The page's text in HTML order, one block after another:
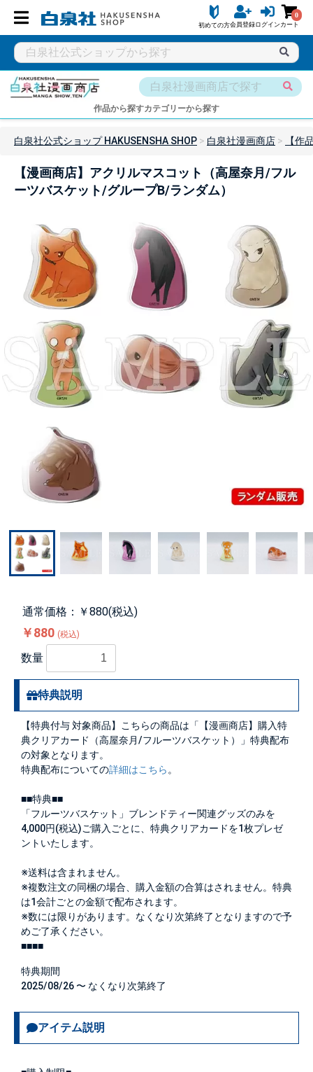
初めての方会員登録ログイン
0
カート
作品から探すカテゴリーから探す
白泉社公式ショップ HAKUSENSHA SHOP 白泉社漫画商店 【作
【漫画商店】アクリルマスコット（高屋奈月/フル
ーツバスケット/グループB/ランダム）
通常価格：￥880(税込)
￥880 (税込)
数量
特典説明
【特典付与 対象商品】こちらの商品は「【漫画商店】購入特
典クリアカード（高屋奈月/フルーツバスケット）」特典配布
の対象となります。
特典配布についての詳細はこちら 。
■■特典■■
「フルーツバスケット」ブレンドティー関連グッズのみを
4,000円(税込)ご購入ごとに、特典クリアカードを1枚プレゼ
ントいたします。
※送料は含まれません。
※複数注文の同梱の場合、購入金額の合算はされません。特典
は1会計ごとの金額で配布されます。
※数には限りがあります。なくなり次第終了となりますので予
めご了承ください。
■■■■
特典期間
2025/08/26 〜 なくなり次第終了
アイテム説明